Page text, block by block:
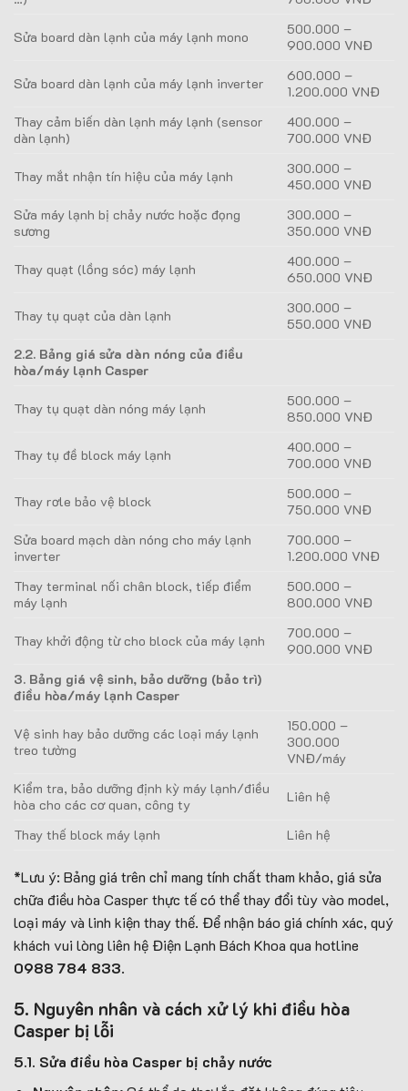
Sửa board dàn lạnh của máy lạnh mono
500.000 –
900.000 VNĐ
Sửa board dàn lạnh của máy lạnh inverter
600.000 –
1.200.000 VNĐ
Thay cảm biến dàn lạnh máy lạnh (sensor
dàn lạnh)
400.000 –
700.000 VNĐ
Thay mắt nhận tín hiệu của máy lạnh
300.000 –
450.000 VNĐ
Sửa máy lạnh bị chảy nước hoặc đọng
sương
300.000 –
350.000 VNĐ
Thay quạt (lồng sóc) máy lạnh
400.000 –
650.000 VNĐ
Thay tụ quạt của dàn lạnh
300.000 –
550.000 VNĐ
2.2. Bảng giá sửa dàn nóng của điều
hòa/máy lạnh Casper
Thay tụ quạt dàn nóng máy lạnh
500.000 –
850.000 VNĐ
Thay tụ đề block máy lạnh
400.000 –
700.000 VNĐ
Thay rơle bảo vệ block
500.000 –
750.000 VNĐ
Sửa board mạch dàn nóng cho máy lạnh
inverter
700.000 –
1.200.000 VNĐ
Thay terminal nối chân block, tiếp điểm
máy lạnh
500.000 –
800.000 VNĐ
Thay khởi động từ cho block của máy lạnh
700.000 –
900.000 VNĐ
3. Bảng giá vệ sinh, bảo dưỡng (bảo trì)
điều hòa/máy lạnh Casper
Vệ sinh hay bảo dưỡng các loại máy lạnh
treo tường
150.000 –
300.000
VNĐ/máy
Kiểm tra, bảo dưỡng định kỳ máy lạnh/điều
hòa cho các cơ quan, công ty
Liên hệ
Thay thế block máy lạnh Liên hệ
*Lưu ý: Bảng giá trên chỉ mang tính chất tham khảo, giá sửa
chữa điều hòa Casper thực tế có thể thay đổi tùy vào model,
loại máy và linh kiện thay thế. Để nhận báo giá chính xác, quý
khách vui lòng liên hệ Điện Lạnh Bách Khoa qua hotline
0988 784 833.
5. Nguyên nhân và cách xử lý khi điều hòa
Casper bị lỗi
5.1. Sửa điều hòa Casper bị chảy nước